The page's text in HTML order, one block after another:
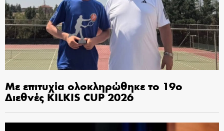
Με επιτυχία ολοκληρώθηκε το 19ο
Διεθνές KILKIS CUP 2026